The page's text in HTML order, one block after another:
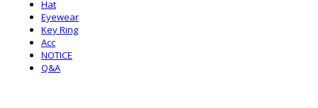
Hat
Eyewear
Key Ring
Acc
NOTICE
Q&A